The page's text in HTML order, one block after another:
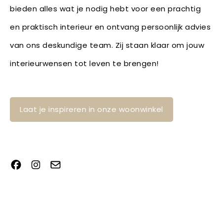
bieden alles wat je nodig hebt voor een prachtig
en praktisch interieur en ontvang persoonlijk advies
van ons deskundige team. Zij staan klaar om jouw
interieurwensen tot leven te brengen!
Laat je inspireren in onze woonwinkel